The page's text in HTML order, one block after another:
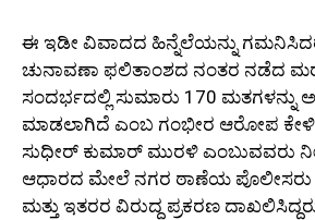
ಈ ಇಡೀ ವಿವಾದದ ಹಿನ್ನೆಲೆಯನ್ನು ಗಮನಿಸಿದರೆ,
ಚುನಾವಣಾ ಫಲಿತಾಂಶದ ನಂತರ ನಡೆದ
ಸಂದರ್ಭದಲ್ಲಿ ಸುಮಾರು 170 ಮತಗಳನ್ನು
ಮಾಡಲಾಗಿದೆ ಎಂಬ ಗಂಭೀರ ಆರೋಪ
ಸುಧೀರ್ ಕುಮಾರ್ ಮುರಳಿ ಎಂಬುವವರು
ಆಧಾರದ ಮೇಲೆ ನಗರ ಠಾಣೆಯ
ಮತ್ತು ಇತರರ ವಿರುದ್ಧ ಪ್ರಕರಣ